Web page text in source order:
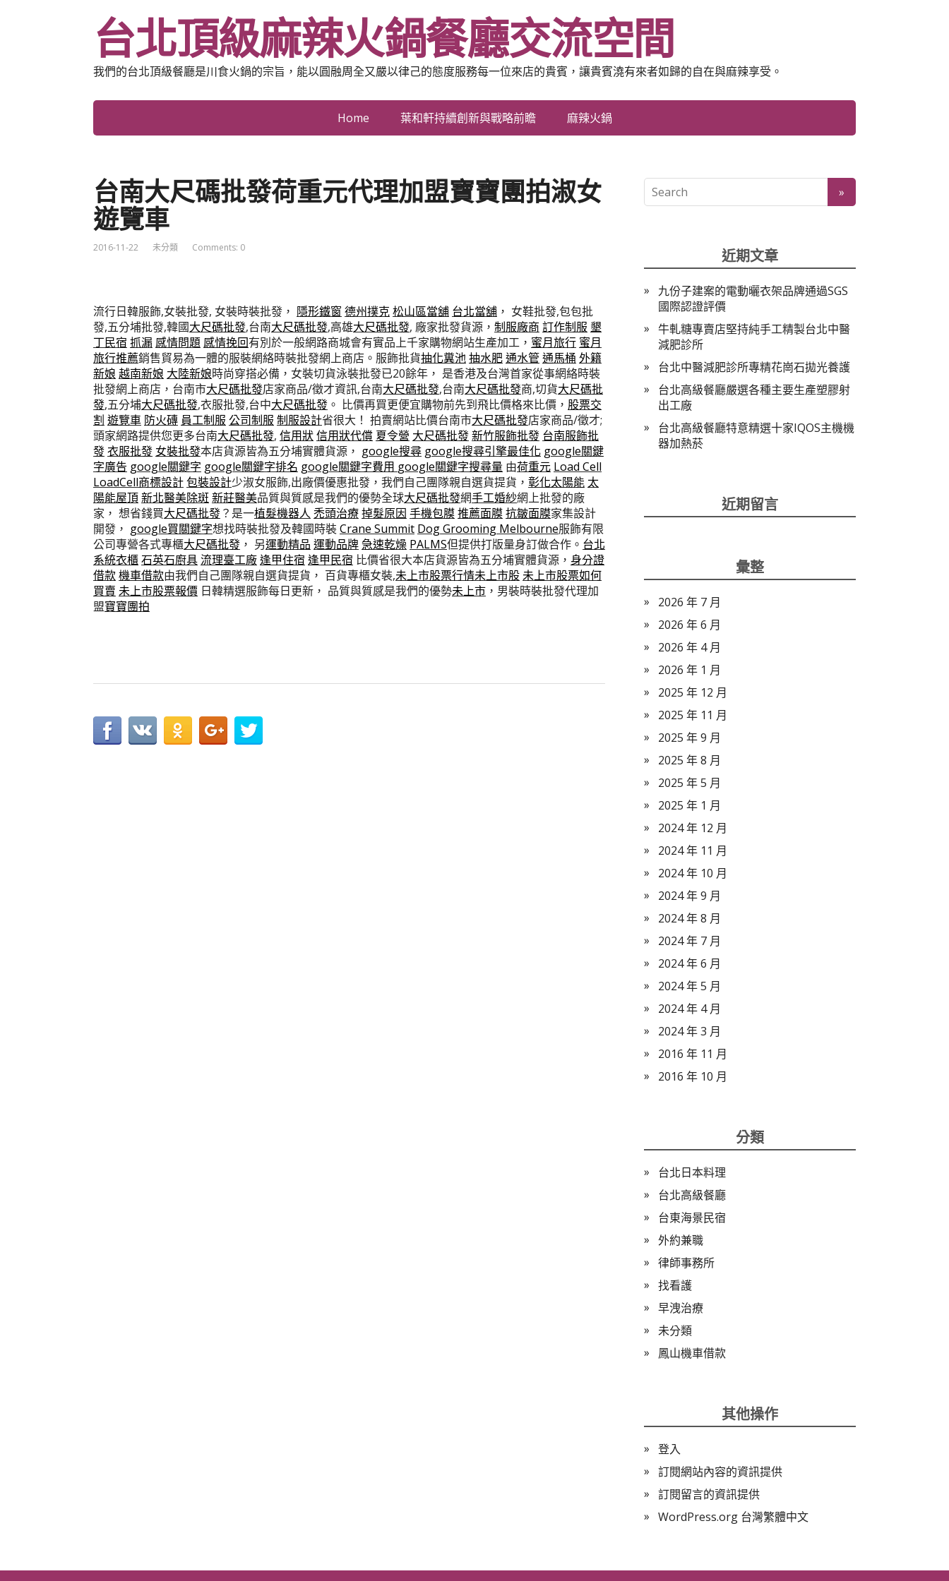
台北頂級麻辣火鍋餐廳交流空間
我們的台北頂級餐廳是川食火鍋的宗旨，能以圓融周全又嚴以律己的態度服務每一位來店的貴賓，讓貴賓澆有來者如歸的自在與麻辣享受。
Home 葉和軒持續創新與戰略前瞻 麻辣火鍋
台南大尺碼批發荷重元代理加盟寶寶團拍淑女
遊覽車
2016-11-22 未分類 Comments: 0
流行日韓服飾,女裝批發, 女裝時裝批發， 隱形鐵窗 德州撲克松山區當舖 台北當舖 ， 女鞋批發,包包批
發,五分埔批發,韓國大尺碼批發,台南大尺碼批發,高雄大尺碼批發, 廠家批發貨源， 制服廠商 訂作制服 墾
丁民宿 抓漏 感情問題 感情挽回有別於一般網路商城會有實品上千家購物網站生產加工， 蜜月旅行 蜜月
旅行推薦銷售貿易為一體的服裝網絡時裝批發網上商店。服飾批貨抽化糞池抽水肥通水管通馬桶 外籍
新娘 越南新娘 大陸新娘時尚穿搭必備，女裝切貨泳裝批發已20餘年， 是香港及台灣首家從事網絡時裝
批發網上商店，台南市大尺碼批發店家商品/徵才資訊,台南大尺碼批發,台南大尺碼批發商,切貨大尺碼批
發,五分埔大尺碼批發,衣服批發,台中大尺碼批發 。 比價再買更便宜購物前先到飛比價格來比價， 股票交
割 遊覽車 防火磚 員工制服 公司制服 制服設計省很大！ 拍賣網站比價台南市大尺碼批發店家商品/徵才;
頭家網路提供您更多台南大尺碼批發, 信用狀信用狀代償 夏令營 大尺碼批發新竹服飾批發 台南服飾批
發衣服批發 女裝批發本店貨源皆為五分埔實體貨源， google搜尋 google搜尋引擎最佳化 google關鍵
字廣告 google關鍵字 google關鍵字排名 google關鍵字費用 google關鍵字搜尋量 由荷重元 Load Cell
LoadCell商標設計包裝設計少淑女服飾,出廠價優惠批發，我們自己團隊親自選貨提貨， 彰化太陽能 太
陽能屋頂新北醫美除斑新莊醫美品質與質感是我們的優勢全球大尺碼批發網手工婚紗網上批發的廠
家， 想省錢買大尺碼批發？是一植髮機器人 禿頭治療掉髮原因 手機包膜推薦面膜抗皺面膜家集設計
開發， google買關鍵字想找時裝批發及韓國時裝Crane Summit Dog Grooming Melbourne服飾有限
公司專營各式專櫃大尺碼批發 ， 另運動精品 運動品牌急速乾燥 PALMS但提供打版量身訂做合作。 台北
系統衣櫃石英石廚具流理臺工廠逢甲住宿 逢甲民宿 比價省很大本店貨源皆為五分埔實體貨源， 身分證
借款機車借款由我們自己團隊親自選貨提貨， 百貨專櫃女裝,未上市股票行情未上市股未上市股票如何
買賣 未上市股票報價 日韓精選服飾每日更新， 品質與質感是我們的優勢未上市 ，男裝時裝批發代理加
盟寶寶團拍
近期文章
九份子建案的電動曬衣架品牌通過SGS
國際認證評價
牛軋糖專賣店堅持純手工精製台北中醫
減肥診所
台北中醫減肥診所專精花崗石拋光養護
台北高級餐廳嚴選各種主要生產塑膠射
出工廠
台北高級餐廳特意精選十家IQOS主機機
器加熱菸
近期留言
彙整
2026 年 7 月
2026 年 6 月
2026 年 4 月
2026 年 1 月
2025 年 12 月
2025 年 11 月
2025 年 9 月
2025 年 8 月
2025 年 5 月
2025 年 1 月
2024 年 12 月
2024 年 11 月
2024 年 10 月
2024 年 9 月
2024 年 8 月
2024 年 7 月
2024 年 6 月
2024 年 5 月
2024 年 4 月
2024 年 3 月
2016 年 11 月
2016 年 10 月
分類
台北日本料理
台北高級餐廳
台東海景民宿
外約兼職
律師事務所
找看護
早洩治療
未分類
鳳山機車借款
其他操作
登入
訂閱網站內容的資訊提供
訂閱留言的資訊提供
WordPress.org 台灣繁體中文